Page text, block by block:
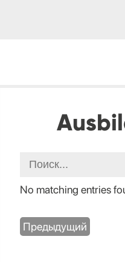
No matching entries
Предыдущий